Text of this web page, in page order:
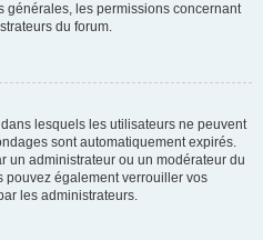
générales, les permissions concernant
du forum.
lesquels les utilisateurs ne peuvent
sont automatiquement expirés.
un administrateur ou un modérateur du
pouvez également verrouiller vos
les administrateurs.